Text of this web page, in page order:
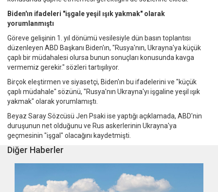
Biden'ın ifadeleri "işgale yeşil ışık yakmak" olarak
yorumlanmıştı
Göreve gelişinin 1. yıl dönümü vesilesiyle dün basın toplantısı
düzenleyen ABD Başkanı Biden'ın, "Rusya'nın, Ukrayna'ya küçük
çaplı bir müdahalesi olursa bunun sonuçları konusunda kavga
vermemiz gerekir." sözleri tartışılıyor.
Birçok eleştirmen ve siyasetçi, Biden'ın bu ifadelerini ve "küçük
çaplı müdahale" sözünü, "Rusya'nın Ukrayna'yı işgaline yeşil ışık
yakmak" olarak yorumlamıştı.
Beyaz Saray Sözcüsü Jen Psaki ise yaptığı açıklamada, ABD'nin
duruşunun net olduğunu ve Rus askerlerinin Ukrayna'ya
geçmesinin "işgal" olacağını kaydetmişti.
Diğer Haberler